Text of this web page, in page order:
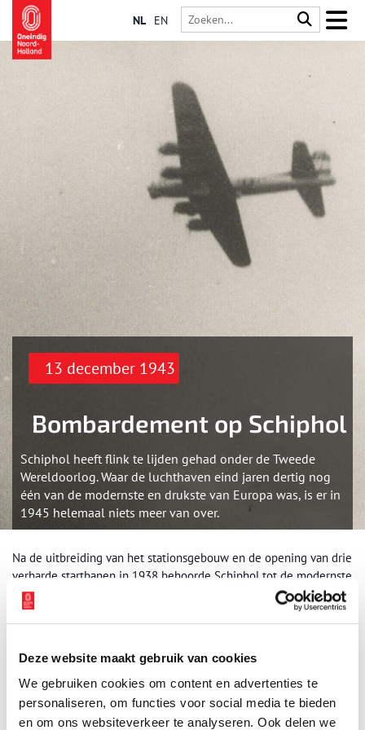
Deze website maakt gebruik van cookies
We gebruiken cookies om content en advertenties te
personaliseren, om functies voor social media te bieden
en om ons websiteverkeer te analyseren. Ook delen we
NL EN
13 december 1943
Bombardement op Schiphol
Schiphol heeft flink te lijden gehad onder de Tweede
Wereldoorlog. Waar de luchthaven eind jaren dertig nog
één van de modernste en drukste van Europa was, is er in
1945 helemaal niets meer van over.
Na de uitbreiding van het stationsgebouw en de opening van drie
verharde startbanen in 1938 behoorde Schiphol tot de modernste
luchthavens ter wereld. Maar niet lang daarna gooide de Tweede
Wereldoorlog roet in het eten. In de vroege ochtend van 10 mei
1940 vielen de eerste bommen op Schiphol. Twee maanden later
gebruik. Schiphol werd verboden terrein. De Duitsers breidden de
luchthaven flink uit met talloze nieuwe taxibanen – soms dwars
door het land van plaatselijke boeren heen. Het vermommen van
hangars en andere gebouwen kon echter niet voorkomen dat